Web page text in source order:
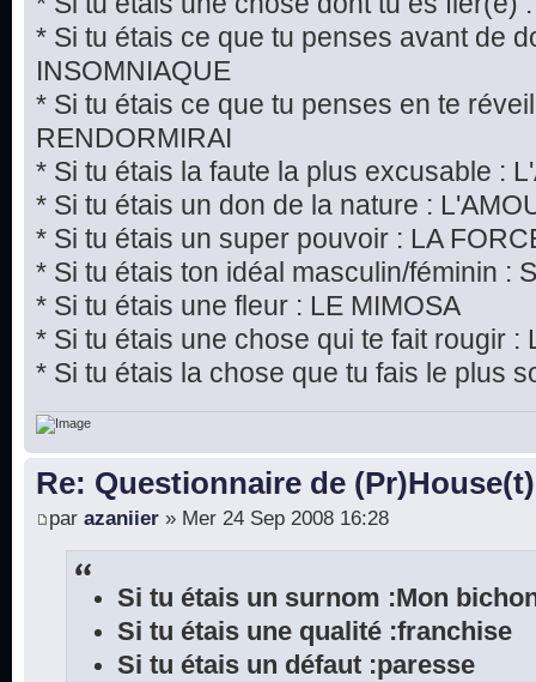
* Si tu étais ce que tu penses avant de
INSOMNIAQUE
* Si tu étais ce que tu penses en te
RENDORMIRAI
* Si tu étais la faute la plus excusable :
* Si tu étais un don de la nature :
* Si tu étais un super pouvoir : LA
* Si tu étais ton idéal masculin/féminin :
* Si tu étais une fleur : LE MIMOSA
* Si tu étais une chose qui te fait rougir :
* Si tu étais la chose que tu fais le plus
Re: Questionnaire de (Pr)House(t)
par azaniier » Mer 24 Sep 2008 16:28
Si tu étais un surnom :Mon
Si tu étais une qualité :franchise
Si tu étais un défaut :paresse